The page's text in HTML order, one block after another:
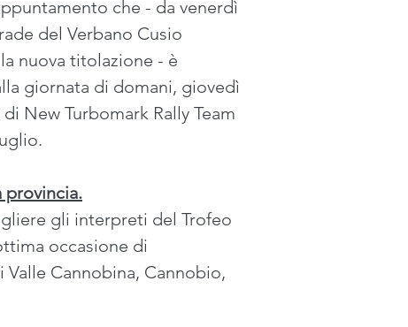
che - da venerdì
del Verbano Cusio
nuova titolazione - è
giornata di domani, giovedì
New Turbomark Rally Team
provincia.
gli interpreti del Trofeo
occasione di
Cannobina, Cannobio,